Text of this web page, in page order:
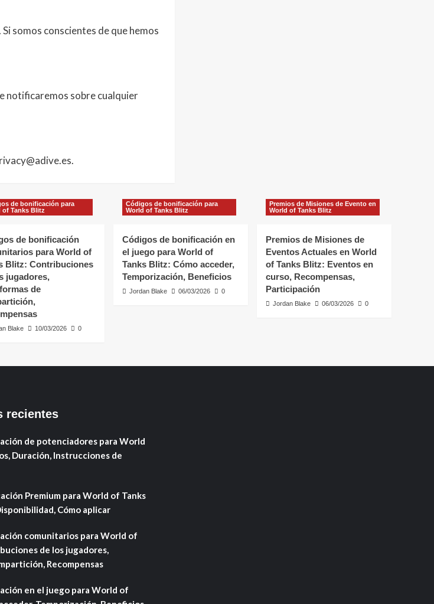
somos conscientes de que hemos
notificaremos sobre cualquier
.
de bonificación para
of Tanks Blitz
de bonificación
para World of
Blitz: Contribuciones
jugadores,
de
Blake 10/03/2026 0
Códigos de bonificación para
World of Tanks Blitz
Códigos de bonificación en
el juego para World of
Tanks Blitz: Cómo acceder,
Temporización, Beneficios
Jordan Blake 06/03/2026 0
Premios de Misiones de Evento en
World of Tanks Blitz
Premios de Misiones de
Eventos Actuales en World
of Tanks Blitz: Eventos en
curso, Recompensas,
Participación
Jordan Blake 06/03/2026 0
recientes
de potenciadores para World
Duración, Instrucciones de
Premium para World of Tanks
Cómo aplicar
comunitarios para World of
de los jugadores,
Recompensas
en el juego para World of